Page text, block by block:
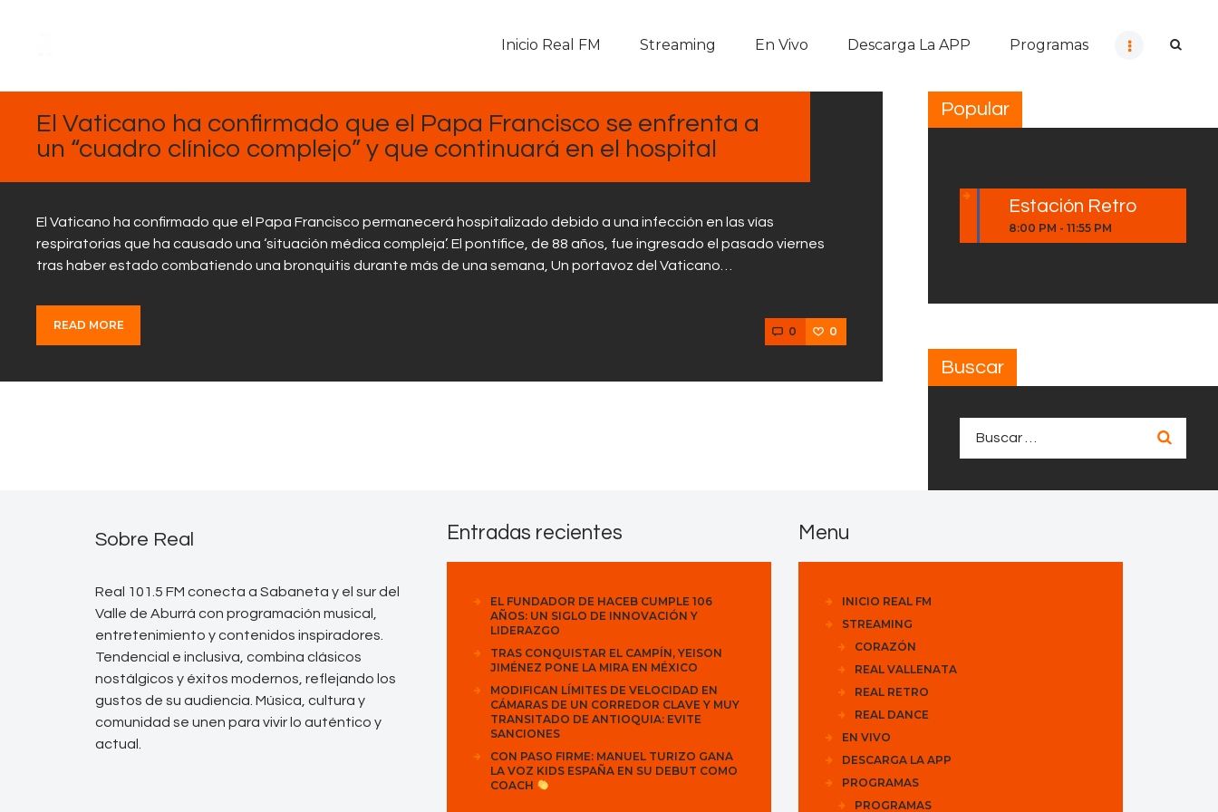
Inicio Real FM Streaming En Vivo Descarga La APP Programas
En Vivo
Descarga La APP
Programas
Noticias
El Vaticano ha confirmado que el Papa Francisco se enfrenta a
un “cuadro clínico complejo” y que continuará en el hospital
El Vaticano ha confirmado que el Papa Francisco permanecerá hospitalizado debido a una infección en las vías
respiratorias que ha causado una ‘situación médica compleja’. El pontífice, de 88 años, fue ingresado el pasado viernes
tras haber estado combatiendo una bronquitis durante más de una semana, Un portavoz del Vaticano…
READ MORE 0 0
Popular
Estación Retro
8:00 PM -11:55 PM
Buscar
Sobre Real
Real 101.5 FM conecta a Sabaneta y el sur del
Valle de Aburrá con programación musical,
entretenimiento y contenidos inspiradores.
Tendencial e inclusiva, combina clásicos
nostálgicos y éxitos modernos, reflejando los
gustos de su audiencia. Música, cultura y
comunidad se unen para vivir lo auténtico y
actual.
Entradas recientes
EL FUNDADOR DE HACEB CUMPLE 106
AÑOS: UN SIGLO DE INNOVACIÓN Y
LIDERAZGO
TRAS CONQUISTAR EL CAMPÍN, YEISON
JIMÉNEZ PONE LA MIRA EN MÉXICO
MODIFICAN LÍMITES DE VELOCIDAD EN
CÁMARAS DE UN CORREDOR CLAVE Y MUY
TRANSITADO DE ANTIOQUIA: EVITE
SANCIONES
CON PASO FIRME: MANUEL TURIZO GANA
LA VOZ KIDS ESPAÑA EN SU DEBUT COMO
COACH
Menu
INICIO REAL FM
STREAMING
CORAZÓN
REAL VALLENATA
REAL RETRO
REAL DANCE
EN VIVO
DESCARGA LA APP
PROGRAMAS
PROGRAMAS